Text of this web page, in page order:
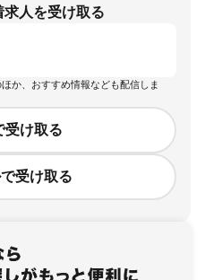
求人を受け取る
か、おすすめ情報なども配信しま
受け取る
受け取る